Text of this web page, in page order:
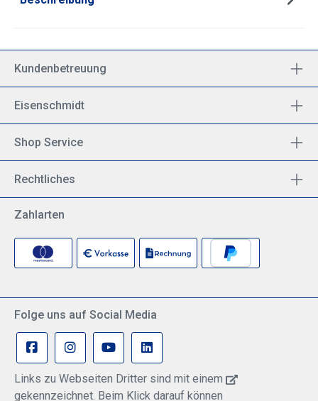
Kundenbetreuung
Eisenschmidt
Shop Service
Rechtliches
Zahlarten
Folge uns auf Social Media
Links zu Webseiten Dritter sind mit einem
gekennzeichnet. Beim Klick darauf können